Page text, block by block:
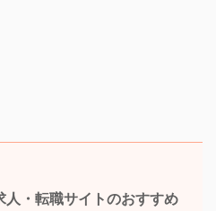
人・転職サイトのおすすめ